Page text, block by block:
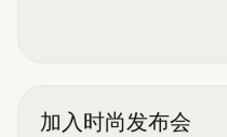
加入时尚发布会